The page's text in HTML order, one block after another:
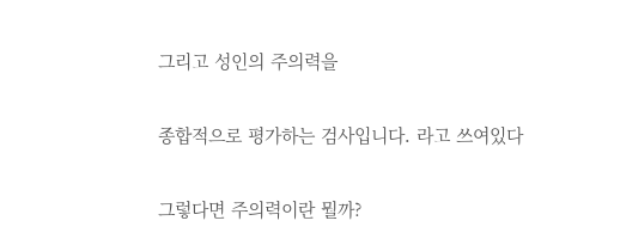
그리고 성인의 주의력을
종합적으로 평가하는 검사입니다. 라고 쓰여있다
그렇다면 주의력이란 뭘까?